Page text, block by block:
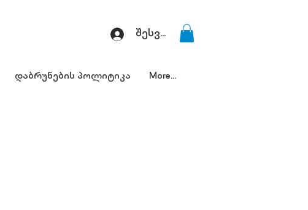
დაბრუნების პოლიტიკა More...
შესვლა